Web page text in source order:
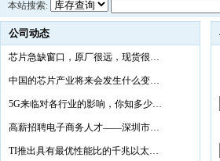
本站搜索:
公司动态
芯片急缺窗口，原厂很远，现货很…
中国的芯片产业将来会发生什么变…
5G来临对各行业的影响，你知多少…
高薪招聘电子商务人才——深圳市…
TI推出具有最优性能比的千兆以太…